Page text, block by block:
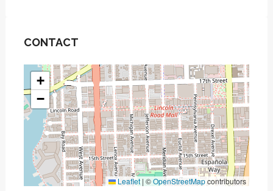
CONTACT
+
−
Leaflet | ©OpenStreetMapcontributors